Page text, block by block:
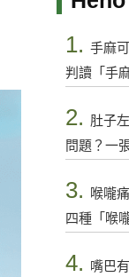
1. 手麻
判讀「手
2. 肚子
問題？一
3.
喉嚨
四種「喉
4. 嘴巴